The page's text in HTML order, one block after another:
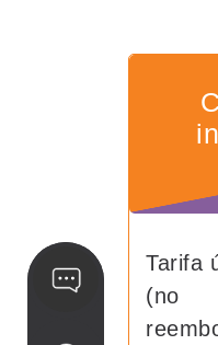
Tarifa
(no